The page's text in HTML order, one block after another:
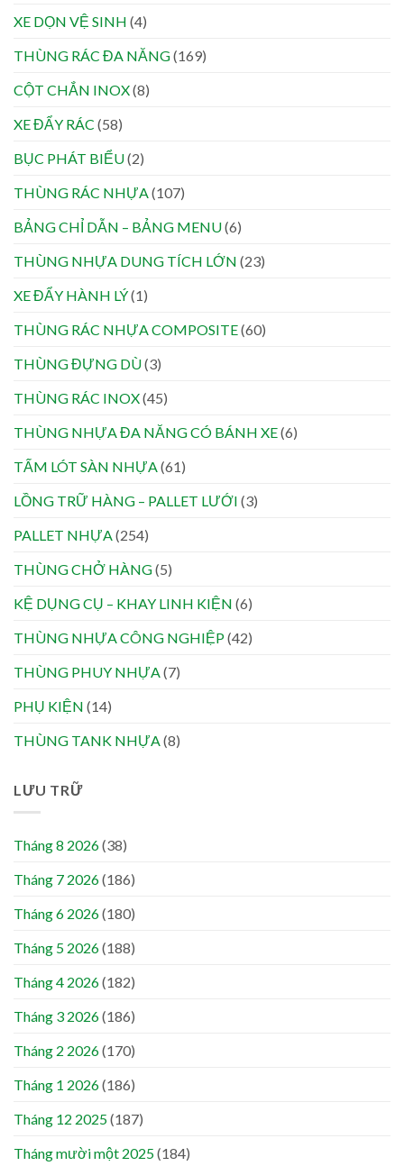
XE DỌN VỆ SINH (4)
THÙNG RÁC ĐA NĂNG(169)
CỘT CHẮN INOX(8)
XE ĐẨY RÁC (58)
BỤC PHÁT BIỂU(2)
THÙNG RÁC NHỰA(107)
BẢNG CHỈ DẪN – BẢNG MENU(6)
THÙNG NHỰA DUNG TÍCH LỚN (23)
XE ĐẨY HÀNH LÝ(1)
THÙNG RÁC NHỰA COMPOSITE(60)
THÙNG ĐỰNG DÙ(3)
THÙNG RÁC INOX(45)
THÙNG NHỰA ĐA NĂNG CÓ BÁNH XE(6)
TẤM LÓT SÀN NHỰA(61)
LỒNG TRỮ HÀNG – PALLET LƯỚI (3)
PALLET NHỰA(254)
THÙNG CHỞ HÀNG(5)
KỆ DỤNG CỤ – KHAY LINH KIỆN (6)
THÙNG NHỰA CÔNG NGHIỆP(42)
THÙNG PHUY NHỰA(7)
PHỤ KIỆN (14)
THÙNG TANK NHỰA(8)
LƯU TRỮ
Tháng 8 2026(38)
Tháng 7 2026(186)
Tháng 6 2026(180)
Tháng 5 2026(188)
Tháng 4 2026(182)
Tháng 3 2026(186)
Tháng 2 2026(170)
Tháng 1 2026(186)
Tháng 12 2025(187)
Tháng mười một 2025(184)